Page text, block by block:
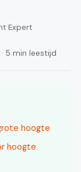
Expert
5 min leestijd
hoogte
hoogte